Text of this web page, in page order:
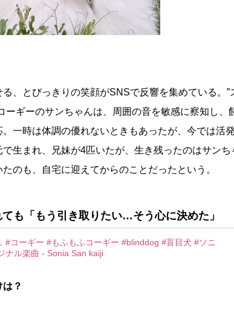
、とびっきりの笑顔がSNSで反響を集めている。”
ーギーのサンちゃんは、周囲の音を敏感に察知し、
一時は体調の優れないときもあったが、今では活発
生まれ、兄妹が4匹いたが、生き残ったのはサンち
のも、自宅に迎えてからのことだったという。
も「もう引き取りたい…そう心に決めた」
#コーギー #もふもふコーギー #blinddog #盲目犬 #ソニ
ナル楽曲 - Sonia San kaiji
？